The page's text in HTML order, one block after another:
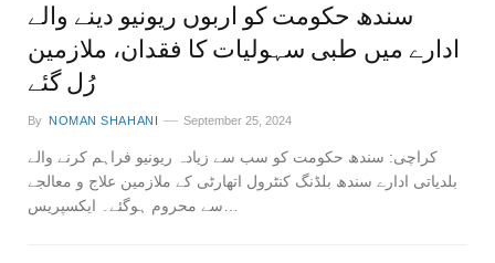
سندھ حکومت کو اربوں ریونیو دینے والے
ادارے میں طبی سہولیات کا فقدان، ملازمین
رُل گئے
By NOMAN SHAHANI September 25, 2024
کراچی: سندھ حکومت کو سب سے زیادہ ریونیو فراہم کرنے والے
بلدیاتی ادارے سندھ بلڈنگ کنٹرول اتھارٹی کے ملازمین علاج و معالجے